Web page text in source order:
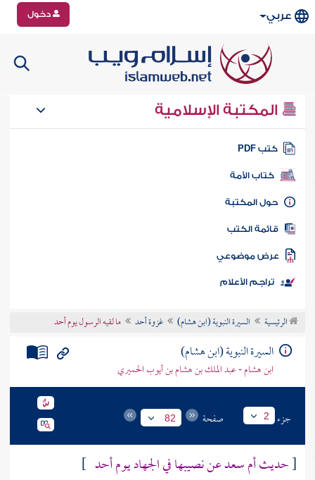
عربي دخول
المكتبة الإسلامية
كتب PDF
كتاب الأمة
المكتبة
الكتب
موضوعي
تراجم الأعلام
الرئيسية السيرة النبوية (ابن هشام) غزوة أحد ما لقيه الرسول يوم أحد
السيرة النبوية (ابن هشام)
ابن هشام - عبد الملك بن هشام بن أيوب الحميري
جزء 2 صفحة 82
[حديث أم سعد عن نصيبها في الجهاد يوم أحد ]